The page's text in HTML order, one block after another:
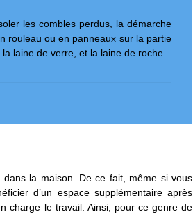
les combles perdus, la démarche
rouleau ou en panneaux sur la partie
laine de verre, et la laine de roche.
dans la maison. De ce fait, même si vous
d’un espace supplémentaire après
charge le travail. Ainsi, pour ce genre de